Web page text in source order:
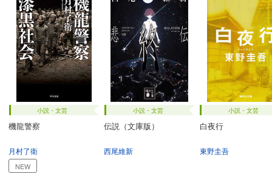
小説・文芸
機龍警察
月村了衛
NEW
小説・文芸
伝説（文庫版）
西尾維新
小説・文芸
白夜行
東野圭吾